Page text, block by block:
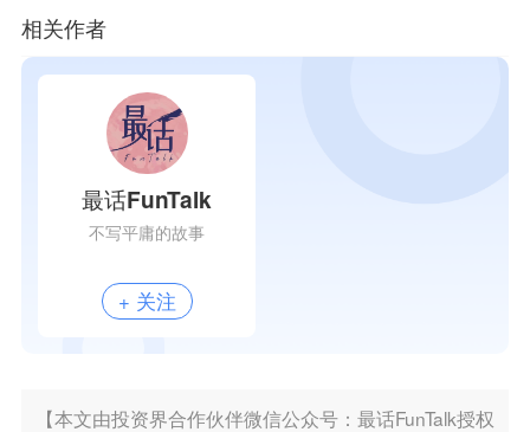
相关作者
最话FunTalk
不写平庸的故事
+ 关注
【本文由投资界合作伙伴微信公众号：最话FunTalk授权